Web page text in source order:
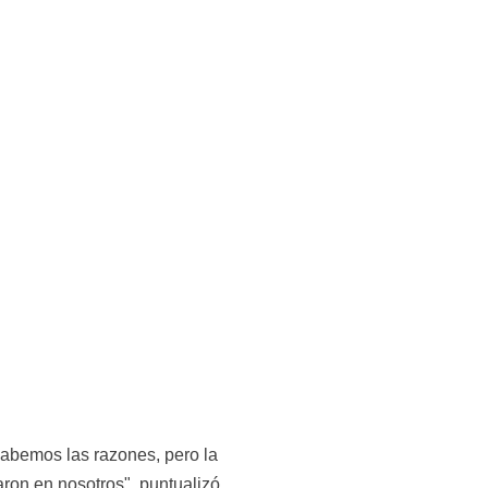
las razones, pero la
en nosotros", puntualizó.